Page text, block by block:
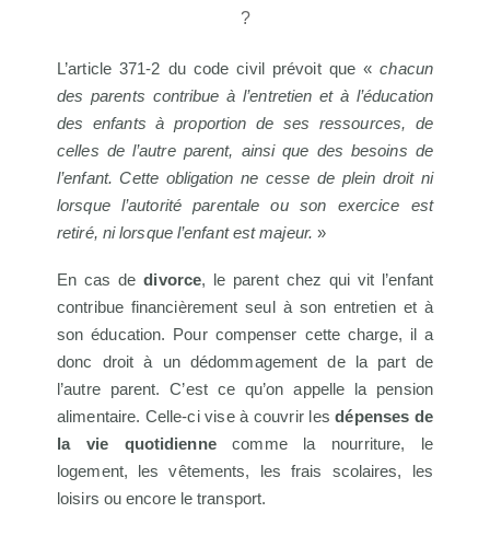
?
L’article 371-2 du code civil prévoit que «chacun
des parents contribue à l’entretien et à l’éducation
des enfants à proportion de ses ressources, de
celles de l’autre parent, ainsi que des besoins de
l’enfant. Cette obligation ne cesse de plein droit ni
lorsque l’autorité parentale ou son exercice est
retiré, ni lorsque l’enfant est majeur. »
En cas dedivorce, le parent chez qui vit l’enfant
contribue financièrement seul à son entretien et à
son éducation. Pour compenser cette charge, il a
donc droit à un dédommagement de la part de
l’autre parent. C’est ce qu’on appelle la pension
alimentaire. Celle-ci vise à couvrir lesdépenses de
la vie quotidiennecomme la nourriture, le
logement, les vêtements, les frais scolaires, les
loisirs ou encore le transport.